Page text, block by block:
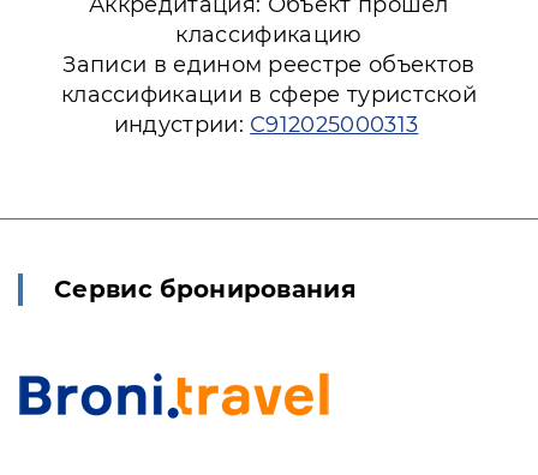
классификацию
Записи в едином реестре объектов
классификации в сфере туристской
индустрии: С912025000313
Сервис бронирования